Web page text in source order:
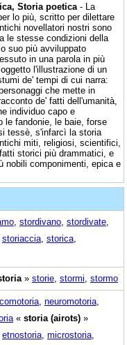
Storia poetica - La
lo più, scritto per dilettare
novellatori nostri sono
le stesse condizioni della
suo più avviluppato
in una parola in più
l'illustrazione di un
de' tempi di cui narra:
che mette in
de' fatti dell'umanità,
individuo capo e
le fandonie, le baie, forse
tessè, s'infarcì la storia
miti, religiosi, scientifici,
storici più drammatici, e
nobili componimenti, epica e
stordivano stordivate
storiaccia storica
» storie stormi stormo
neuromotoria
« storia (airots) »
etnostoria microstoria